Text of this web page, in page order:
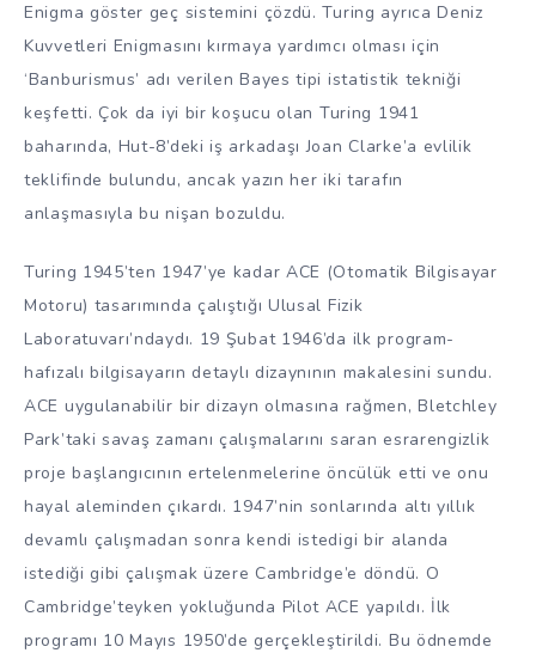
Enigma göster geç sistemini çözdü. Turing ayrıca Deniz
Kuvvetleri Enigmasını kırmaya yardımcı olması için
‘Banburismus’ adı verilen Bayes tipi istatistik tekniği
keşfetti. Çok da iyi bir koşucu olan Turing 1941
baharında, Hut-8’deki iş arkadaşı Joan Clarke’a evlilik
teklifinde bulundu, ancak yazın her iki tarafın
anlaşmasıyla bu nişan bozuldu.
Turing 1945’ten 1947’ye kadar ACE (Otomatik Bilgisayar
Motoru) tasarımında çalıştığı Ulusal Fizik
Laboratuvarı’ndaydı. 19 Şubat 1946’da ilk program-
hafızalı bilgisayarın detaylı dizaynının makalesini sundu.
ACE uygulanabilir bir dizayn olmasına rağmen, Bletchley
Park’taki savaş zamanı çalışmalarını saran esrarengizlik
proje başlangıcının ertelenmelerine öncülük etti ve onu
hayal aleminden çıkardı. 1947’nin sonlarında altı yıllık
devamlı çalışmadan sonra kendi istedigi bir alanda
istediği gibi çalışmak üzere Cambridge’e döndü. O
Cambridge’teyken yokluğunda Pilot ACE yapıldı. İlk
programı 10 Mayıs 1950’de gerçekleştirildi. Bu ödnemde